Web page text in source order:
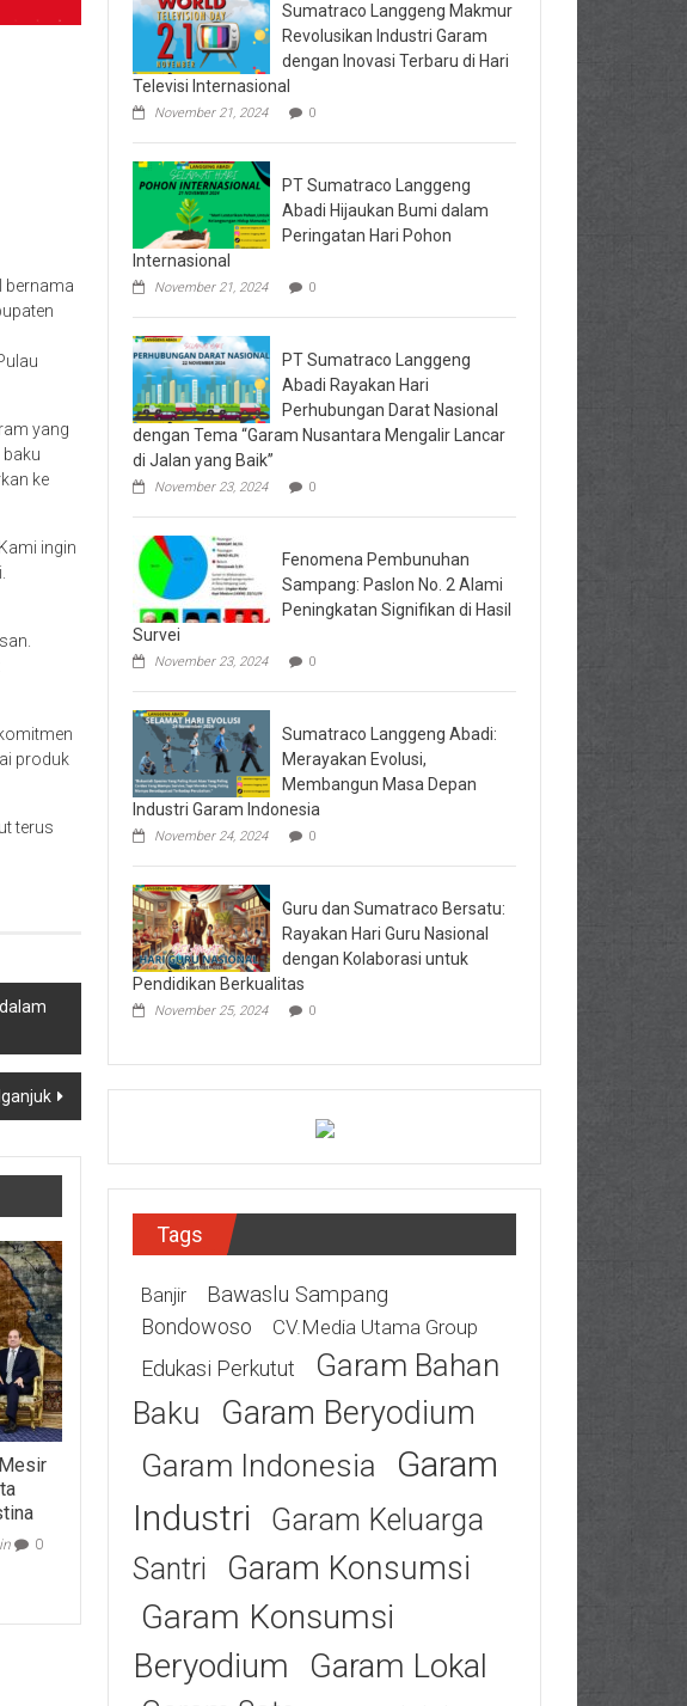
bernama
yang
ke
ingin
produk
terus
0
Sumatraco Langgeng Makmur
Revolusikan Industri Garam
dengan Inovasi Terbaru di Hari
Televisi Internasional
November 21, 2024 0
PT Sumatraco Langgeng
Abadi Hijaukan Bumi dalam
Peringatan Hari Pohon
Internasional
November 21, 2024 0
PT Sumatraco Langgeng
Abadi Rayakan Hari
Perhubungan Darat Nasional
dengan Tema “Garam Nusantara Mengalir Lancar
di Jalan yang Baik”
November 23, 2024 0
Fenomena Pembunuhan
Sampang: Paslon No. 2 Alami
Peningkatan Signifikan di Hasil
Survei
November 23, 2024 0
Sumatraco Langgeng Abadi:
Merayakan Evolusi,
Membangun Masa Depan
Industri Garam Indonesia
November 24, 2024 0
Guru dan Sumatraco Bersatu:
Rayakan Hari Guru Nasional
dengan Kolaborasi untuk
Pendidikan Berkualitas
November 25, 2024 0
Tags
Banjir Bawaslu Sampang
Bondowoso CV.Media Utama Group
Edukasi Perkutut
Garam Bahan
Baku
Garam Beryodium
Garam Indonesia
Garam
Industri
Garam Keluarga
Santri
Garam Konsumsi
Garam Konsumsi
Beryodium
Garam Lokal